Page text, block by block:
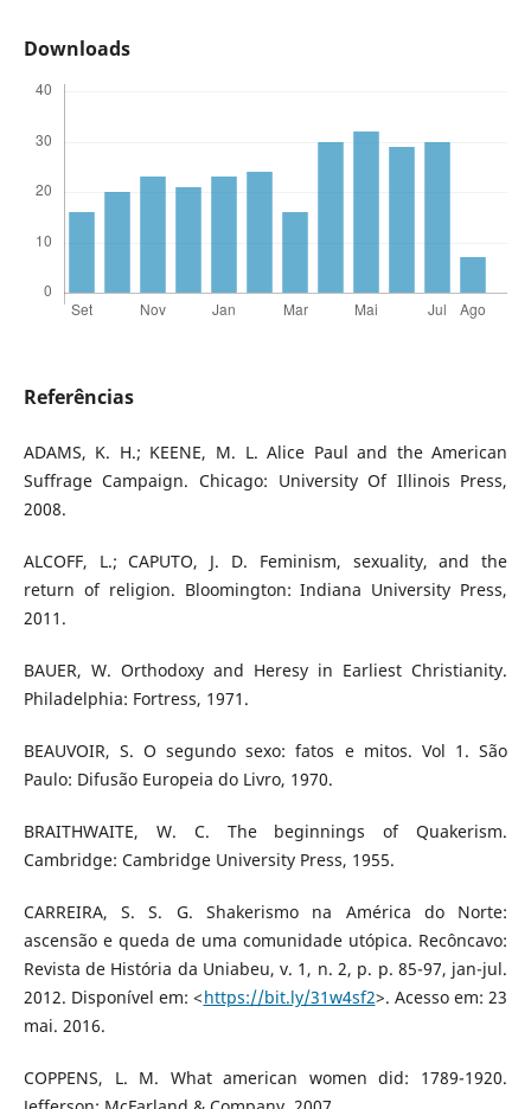
Downloads
Referências
ADAMS, K. H.; KEENE, M. L. Alice Paul and the American
Suffrage Campaign. Chicago: University Of Illinois Press,
2008.
ALCOFF, L.; CAPUTO, J. D. Feminism, sexuality, and the
return of religion. Bloomington: Indiana University Press,
2011.
BAUER, W. Orthodoxy and Heresy in Earliest Christianity.
Philadelphia: Fortress, 1971.
BEAUVOIR, S. O segundo sexo: fatos e mitos. Vol 1. São
Paulo: Difusão Europeia do Livro, 1970.
BRAITHWAITE, W. C. The beginnings of Quakerism.
Cambridge: Cambridge University Press, 1955.
CARREIRA, S. S. G. Shakerismo na América do Norte:
ascensão e queda de uma comunidade utópica. Recôncavo:
Revista de História da Uniabeu, v. 1, n. 2, p. p. 85-97, jan-jul.
2012. Disponível em: <https://bit.ly/31w4sf2>. Acesso em: 23
mai. 2016.
COPPENS, L. M. What american women did: 1789-1920.